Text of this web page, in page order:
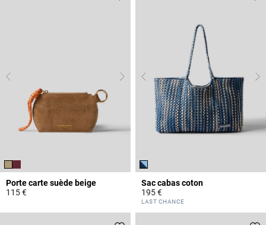
Porte carte suède beige
115 €
Sac cabas coton
195 €
5 out of 5 Customer Rating
LAST CHANCE